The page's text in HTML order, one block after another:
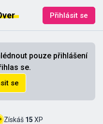
Přihlásit se
pouze přihlášení
se.
se
Získáš 15 XP